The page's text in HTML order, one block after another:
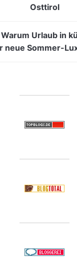
Osttirol
Urlaub in
neue Sommer-